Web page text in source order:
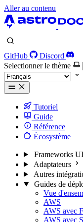
Aller au contenu
GitHub
Discord
Selectionner le thème
Tutoriel
Guide
Référence
Écosystème
Frameworks UI
Adaptateurs
Autres
Guides de
Vue
AWS
AWS avec
AWS avec